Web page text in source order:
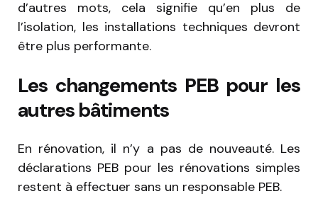
d’autres mots, cela signifie qu’en plus de
l’isolation, les installations techniques devront
être plus performante.
Les changements PEB pour les
autres bâtiments
En rénovation, il n’y a pas de nouveauté. Les
déclarations PEB pour les rénovations simples
restent à effectuer sans un responsable PEB.